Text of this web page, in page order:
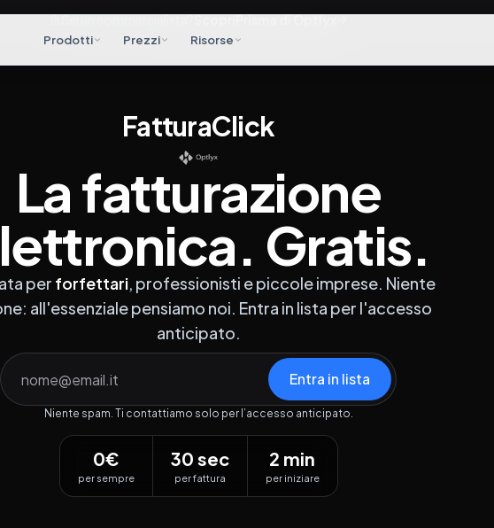
Prodotti Prezzi Risorse
Seiuncommercialista?ScopriPrisma di Optlyx
FatturaClick
La fatturazione
Gratis.
per forfettari, professionisti e piccole imprese. Niente
all'essenziale pensiamo noi. Entra in lista per l'accesso
anticipato.
Entra in lista
Niente spam. Ti contattiamo solo per l’accesso anticipato.
0€
per sempre
30 sec
per fattura
2 min
per iniziare